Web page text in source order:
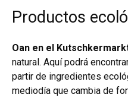
Productos
Oan en el
natural. Aquí podrá
partir de ingredientes
mediodía que cambia de